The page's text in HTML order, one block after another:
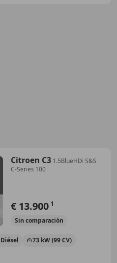
Citroen C3 1.5BlueHDi S&S
C-Series 100
€ 13.900 1
Sin comparación
Diésel 73 kW (99 CV)